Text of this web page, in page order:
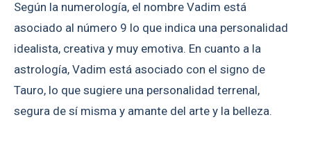
Según la numerología, el nombre Vadim está
asociado al número 9 lo que indica una personalidad
idealista, creativa y muy emotiva. En cuanto a la
astrología, Vadim está asociado con el signo de
Tauro, lo que sugiere una personalidad terrenal,
segura de sí misma y amante del arte y la belleza.